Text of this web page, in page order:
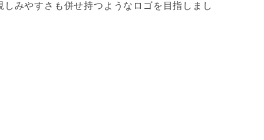
しみやすさも併せ持つようなロゴを目指しまし